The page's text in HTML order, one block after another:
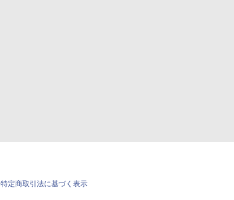
特定商取引法に基づく表示